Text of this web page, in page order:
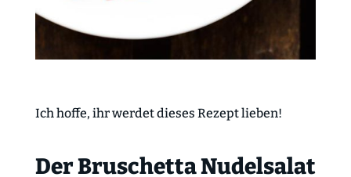
Ich hoffe, ihr werdet dieses Rezept lieben!
Der Bruschetta Nudelsalat